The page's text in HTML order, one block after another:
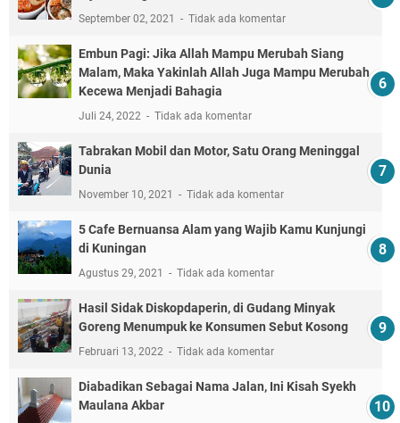
September 02, 2021 Tidak ada komentar
Embun Pagi: Jika Allah Mampu Merubah Siang
Malam, Maka Yakinlah Allah Juga Mampu Merubah
Kecewa Menjadi Bahagia
Juli 24, 2022 Tidak ada komentar
Tabrakan Mobil dan Motor, Satu Orang Meninggal
Dunia
November 10, 2021 Tidak ada komentar
5 Cafe Bernuansa Alam yang Wajib Kamu Kunjungi
di Kuningan
Agustus 29, 2021 Tidak ada komentar
Hasil Sidak Diskopdaperin, di Gudang Minyak
Goreng Menumpuk ke Konsumen Sebut Kosong
Februari 13, 2022 Tidak ada komentar
Diabadikan Sebagai Nama Jalan, Ini Kisah Syekh
Maulana Akbar